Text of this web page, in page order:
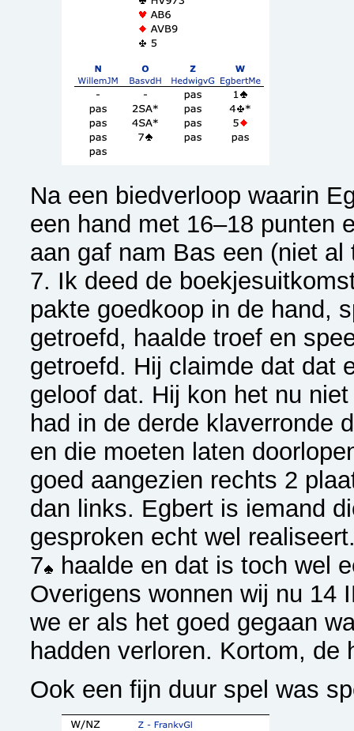
Na een biedverloop waarin
een hand met 16–18 punten
aan gaf nam Bas een (niet
7. Ik deed de
pakte goedkoop in de hand,
getroefd, haalde troef en
getroefd. Hij claimde dat dat
geloof dat. Hij kon het nu
had in de derde klaverronde
en die moeten laten
goed aangezien rechts 2
dan links. Egbert is iemand
gesproken echt wel
7
haalde en dat is toch wel
Overigens wonnen wij nu 14
we er als het goed gegaan
hadden verloren. Kortom, de
Ook een fijn duur spel was